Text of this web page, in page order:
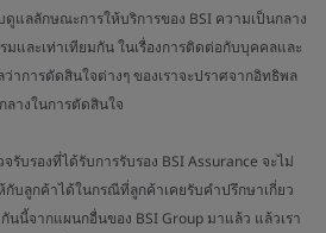
แลลักษณะการให้บริการของ BSI ความเป็นกลาง
และเท่าเทียมกัน ในเรื่องการติดต่อกับบุคคลและ
าการตัดสินใจต่างๆ ของเราจะปราศจากอิทธิพล
างในการตัดสินใจ
รับรองที่ได้รับการรับรอง BSI Assurance จะไม่
กับลูกค้าได้ในกรณีที่ลูกค้าเคยรับคำปรึกษาเกี่ยว
นนี้จากแผนกอื่นของ BSI Group มาแล้ว แล้วเรา